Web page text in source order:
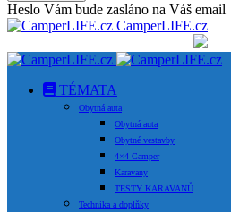
Heslo Vám bude zasláno na Váš email
CamperLIFE.cz
TÉMATA
Obytná auta
Obytná auta
Obytné vestavby
4×4 Camper
Karavany
TESTY KARAVANŮ
Technika a doplňky